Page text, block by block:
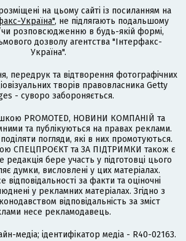
на цьому сайті із посиланням на
Україна", не підлягають подальшому
розповсюдженню в будь-якій формі,
дозволу агентства "Інтерфакс-
Україна".
передрук та відтворення фотографічних
творів правовласника Getty
- суворо забороняється.
PROMOTED, НОВИНИ КОМПАНІЙ та
та публікуються на правах реклами.
погляди, які в них промотуються.
СПЕЦПРОЄКТ та ЗА ПІДТРИМКИ також є
бере участь у підготовці цього
думки, висловлені у цих матеріалах.
відповідальності за факти та оціночні
у рекламних матеріалах. Згідно з
відповідальність за зміст
несе рекламодавець.
медіа; ідентифікатор медіа - R40-02163.